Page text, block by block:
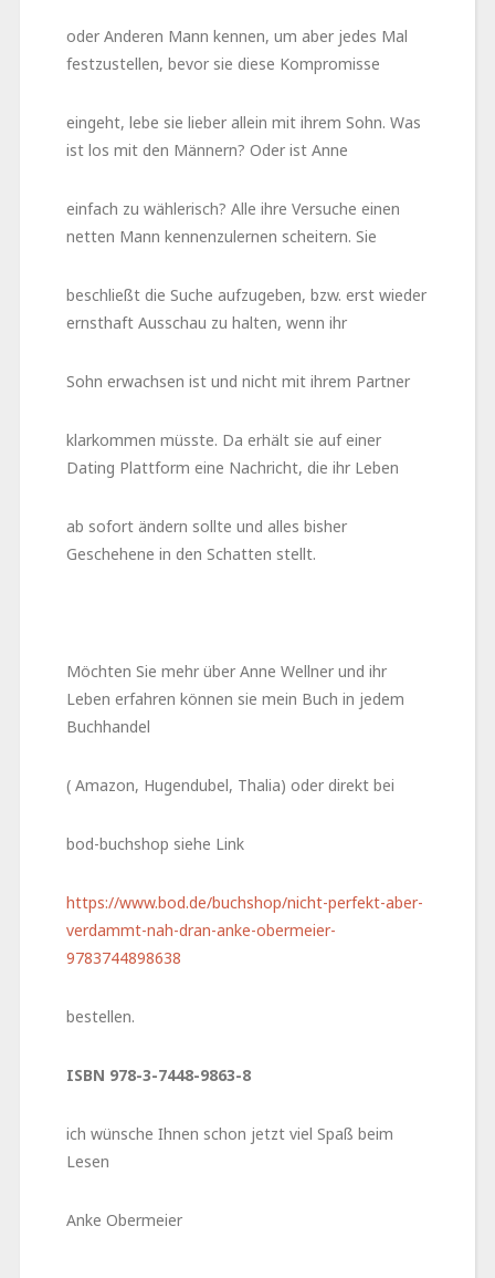
oder Anderen Mann kennen, um aber jedes Mal
festzustellen, bevor sie diese Kompromisse
eingeht, lebe sie lieber allein mit ihrem Sohn. Was
ist los mit den Männern? Oder ist Anne
einfach zu wählerisch? Alle ihre Versuche einen
netten Mann kennenzulernen scheitern. Sie
beschließt die Suche aufzugeben, bzw. erst wieder
ernsthaft Ausschau zu halten, wenn ihr
Sohn erwachsen ist und nicht mit ihrem Partner
klarkommen müsste. Da erhält sie auf einer
Dating Plattform eine Nachricht, die ihr Leben
ab sofort ändern sollte und alles bisher
Geschehene in den Schatten stellt.
Möchten Sie mehr über Anne Wellner und ihr
Leben erfahren können sie mein Buch in jedem
Buchhandel
( Amazon, Hugendubel, Thalia) oder direkt bei
bod-buchshop siehe Link
https://www.bod.de/buchshop/nicht-perfekt-aber-
verdammt-nah-dran-anke-obermeier-
9783744898638
bestellen.
ISBN 978-3-7448-9863-8
ich wünsche Ihnen schon jetzt viel Spaß beim
Lesen
Anke Obermeier